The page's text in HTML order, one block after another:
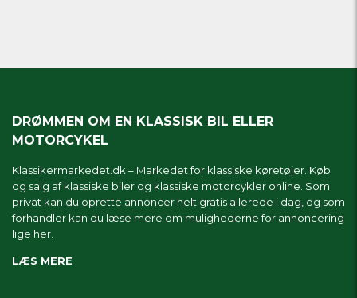
DRØMMEN OM EN KLASSISK BIL ELLER
MOTORCYKEL
Klassikermarkedet.dk – Markedet for klassiske køretøjer. Køb
og salg af klassiske biler og klassiske motorcykler online. Som
privat kan du oprette annoncer helt gratis allerede i dag, og som
forhandler kan du læse mere om mulighederne for annoncering
lige her.
LÆS MERE